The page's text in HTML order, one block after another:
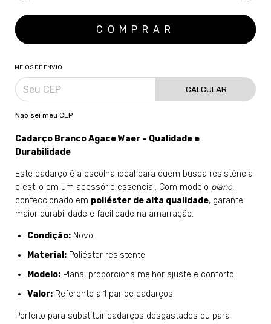
MEIOS DE ENVIO
CALCULAR
Não sei meu CEP
Cadarço Branco Agace Waer – Qualidade e
Durabilidade
Este cadarço é a escolha ideal para quem busca resistência
e estilo em um acessório essencial. Com modelo plano,
confeccionado em poliéster de alta qualidade, garante
maior durabilidade e facilidade na amarração.
Condição: Novo
Material: Poliéster resistente
Modelo: Plana, proporciona melhor ajuste e conforto
Valor: Referente a 1 par de cadarços
Perfeito para substituir cadarços desgastados ou para